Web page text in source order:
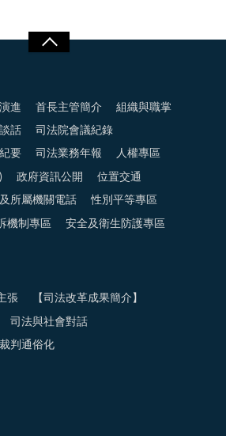
進 首長主管簡介 組織與職掌
話 司法院會議紀錄
要 司法業務年報 人權專區
政府資訊公開 位置交通
所屬機關電話 性別平等專區
機制專區 安全及衛生防護專區
張 【司法改革成果簡介】
司法與社會對話
裁判通俗化